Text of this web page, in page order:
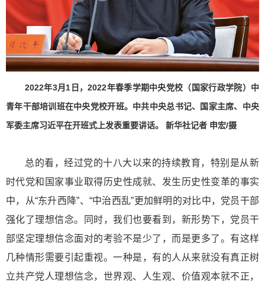
2022年3月1日，2022年春季学期中央党校（国家行政学院）中
青年干部培训班在中央党校开班。中共中央总书记、国家主席、中央
军委主席习近平在开班式上发表重要讲话。 新华社记者 申宏/摄
总的看，经过党的十八大以来的持续教育，特别是从新
时代党和国家事业取得历史性成就、发生历史性变革的事实
中，从“东升西降”、“中治西乱”更加鲜明的对比中，党员干部
强化了理想信念。同时，我们也要看到，新形势下，党员干
部坚定理想信念面对的考验不是少了，而是更多了。有这样
几种情形需要引起重视。一种是，有的人从来就没有真正树
立共产党人理想信念，世界观、人生观、价值观本就不正，